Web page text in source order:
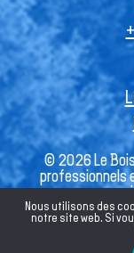
© 2026 Le
professionnels
Nous utilisons des
notre site web. Si